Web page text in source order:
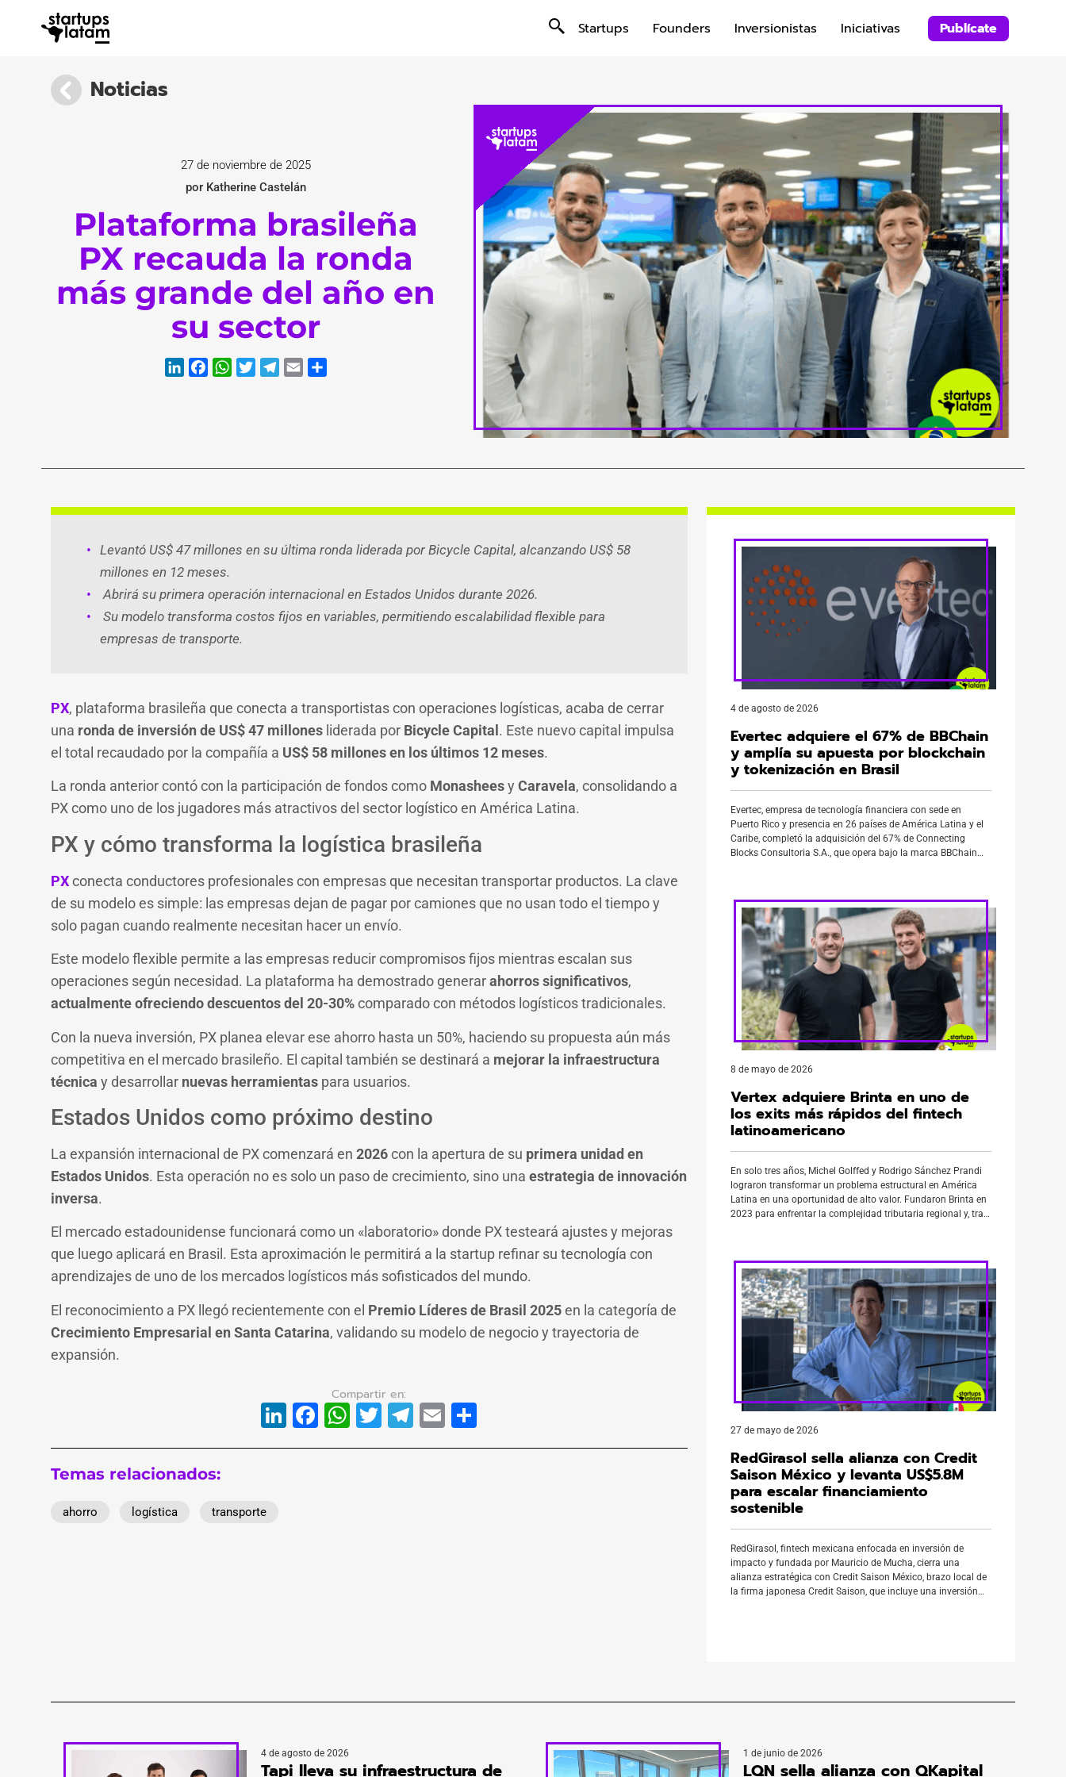
Startups Founders Inversionistas Iniciativas Publícate
Noticias
27 de noviembre de 2025
por Katherine Castelán
Plataforma brasileña
PX recauda la ronda
más grande del año en
su sector
Levantó US$ 47 millones en su última ronda liderada por Bicycle Capital, alcanzando US$ 58
millones en 12 meses.
Abrirá su primera operación internacional en Estados Unidos durante 2026.
Su modelo transforma costos fijos en variables, permitiendo escalabilidad flexible para
empresas de transporte.
PX, plataforma brasileña que conecta a transportistas con operaciones logísticas, acaba de cerrar
una ronda de inversión de US$ 47 millones liderada por Bicycle Capital . Este nuevo capital impulsa
el total recaudado por la compañía a US$ 58 millones en los últimos 12 meses.
La ronda anterior contó con la participación de fondos como Monasheesy Caravela, consolidando a
PX como uno de los jugadores más atractivos del sector logístico en América Latina.
PX y cómo transforma la logística brasileña
PXconecta conductores profesionales con empresas que necesitan transportar productos. La clave
de su modelo es simple: las empresas dejan de pagar por camiones que no usan todo el tiempo y
solo pagan cuando realmente necesitan hacer un envío.
Este modelo flexible permite a las empresas reducir compromisos fijos mientras escalan sus
operaciones según necesidad. La plataforma ha demostrado generarahorros significativos,
actualmente ofreciendo descuentos del 20-30%comparado con métodos logísticos tradicionales.
Con la nueva inversión, PX planea elevar ese ahorro hasta un 50%, haciendo su propuesta aún más
competitiva en el mercado brasileño. El capital también se destinará a mejorar la infraestructura
técnica y desarrollar nuevas herramientas para usuarios.
Estados Unidos como próximo destino
La expansión internacional de PX comenzará en 2026con la apertura de su primera unidad en
Estados Unidos. Esta operación no es solo un paso de crecimiento, sino una estrategia de innovación
inversa.
El mercado estadounidense funcionará como un «laboratorio» donde PX testeará ajustes y mejoras
que luego aplicará en Brasil. Esta aproximación le permitirá a la startup refinar su tecnología con
aprendizajes de uno de los mercados logísticos más sofisticados del mundo.
El reconocimiento a PX llegó recientemente con el Premio Líderes de Brasil 2025en la categoría de
Crecimiento Empresarial en Santa Catarina, validando su modelo de negocio y trayectoria de
expansión.
LinkedIn
Facebook
WhatsApp
Twitter
Telegram
Email
Temas relacionados:
ahorro logística transporte
4 de agosto de 2026
Evertec adquiere el 67% de BBChain
y amplía su apuesta por blockchain
y tokenización en Brasil
Evertec, empresa de tecnología financiera con sede en
Puerto Rico y presencia en 26 países de América Latina y el
Caribe, completó la adquisición del 67% de Connecting
Blocks Consultoria S.A., que opera bajo la marca BBChain
8 de mayo de 2026
Vertex adquiere Brinta en uno de
los exits más rápidos del fintech
latinoamericano
En solo tres años, Michel Golffed y Rodrigo Sánchez Prandi
lograron transformar un problema estructural en América
Latina en una oportunidad de alto valor. Fundaron Brinta en
2023 para enfrentar la complejidad tributaria regional y, tras
27 de mayo de 2026
RedGirasol sella alianza con Credit
Saison México y levanta US$5.8M
para escalar financiamiento
sostenible
RedGirasol, fintech mexicana enfocada en inversión de
impacto y fundada por Mauricio de Mucha, cierra una
alianza estratégica con Credit Saison México, brazo local de
la firma japonesa Credit Saison, que incluye una inversión
4 de agosto de 2026
Tapi lleva su infraestructura de
1 de junio de 2026
LQN sella alianza con QKapital